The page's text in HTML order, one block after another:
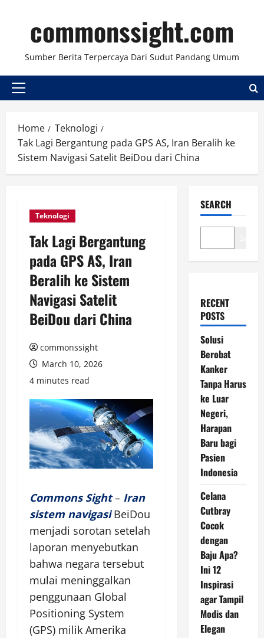
contentcommonssight.com
Sumber Berita Terpercaya Dari Sudut Pandang Umum
Primary
Home
Teknologi
Tak Lagi Bergantung pada GPS AS, Iran Beralih ke
Sistem Navigasi Satelit BeiDou dari China
Teknologi
Tak Lagi Bergantung
pada GPS AS, Iran
Beralih ke Sistem
Navigasi Satelit
BeiDou dari China
commonssight
March 10, 2026
4 minutes read
Commons Sight– Iran
sistem navigasiBeiDou
menjadi sorotan setelah
laporan menyebutkan
bahwa negara tersebut
mulai meninggalkan
penggunaan Global
Positioning System
(GPS) milik Amerika
SEARCH
RECENT
POSTS
Solusi
Berobat
Kanker
Tanpa Harus
ke Luar
Negeri,
Harapan
Baru bagi
Pasien
Indonesia
Celana
Cutbray
Cocok
dengan
Baju Apa?
Ini 12
Inspirasi
agar Tampil
Modis dan
Elegan